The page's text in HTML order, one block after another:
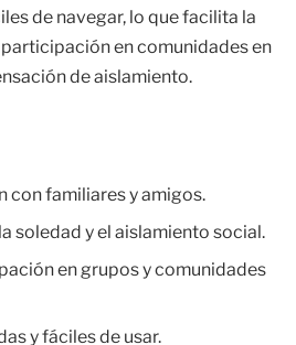
de navegar, lo que facilita la
en comunidades en
de aislamiento.
con familiares y amigos.
soledad y el aislamiento social.
en grupos y comunidades
y fáciles de usar.